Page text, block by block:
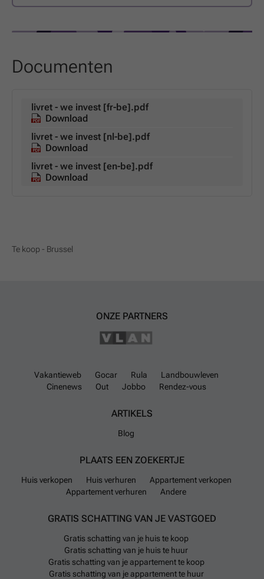
Documenten
livret - we invest [fr-be].pdf
Download
livret - we invest [nl-be].pdf
Download
livret - we invest [en-be].pdf
Download
Te koop - Brussel
ONZE PARTNERS
Vakantieweb Gocar Rula
Landbouwleven
Cinenews
Out Jobbo Rendez-vous
ARTIKELS
Blog
PLAATS EEN ZOEKERTJE
Huis verkopen Huis verhuren
Appartement verkopen
Appartement verhuren
Andere
GRATIS SCHATTING VAN JE VASTGOED
Gratis schatting van je huis te koop
Gratis schatting van je huis te huur
Gratis schatting van je appartement te koop
Gratis schatting van je appartement te huur